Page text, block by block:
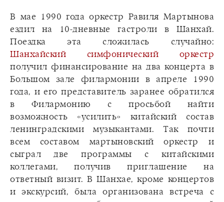
В мае 1990 года оркестр Равиля Мартынова
ездил на 10-дневные гастроли в Шанхай.
Поездка эта сложилась случайно:
Шанхайский симфонический оркестр
получил финансирование на два концерта в
Большом зале филармонии в апреле 1990
года, и его представитель заранее обратился
в Филармонию с просьбой найти
возможность «усилить» китайский состав
ленинградскими музыкантами. Так почти
всем составом мартыновский оркестр и
сыграл две программы с китайскими
коллегами, получив приглашение на
ответный визит. В Шанхае, кроме концертов
и экскурсий, была организована встреча с